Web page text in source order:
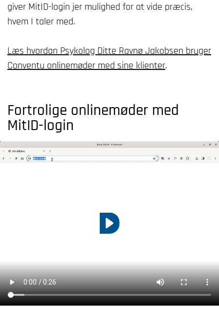
giver MitID-login jer mulighed for at vide præcis,
hvem I taler med.
Læs hvordan Psykolog Ditte Ravnø Jakobsen bruger
Conventu onlinemøder med sine klienter.
Fortrolige onlinemøder med
MitID-login